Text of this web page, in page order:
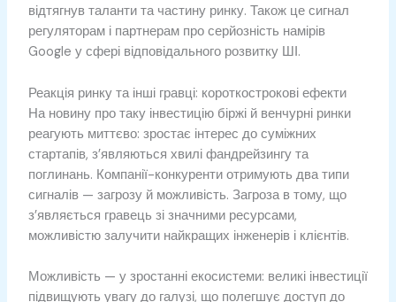
відтягнув таланти та частину ринку. Також це сигнал
регуляторам і партнерам про серйозність намірів
Google у сфері відповідального розвитку ШІ.
Реакція ринку та інші гравці: короткострокові ефекти
На новину про таку інвестицію біржі й венчурні ринки
реагують миттєво: зростає інтерес до суміжних
стартапів, з’являються хвилі фандрейзингу та
поглинань. Компанії-конкуренти отримують два типи
сигналів — загрозу й можливість. Загроза в тому, що
з’являється гравець зі значними ресурсами,
можливістю залучити найкращих інженерів і клієнтів.
Можливість — у зростанні екосистеми: великі інвестиції
підвищують увагу до галузі, що полегшує доступ до